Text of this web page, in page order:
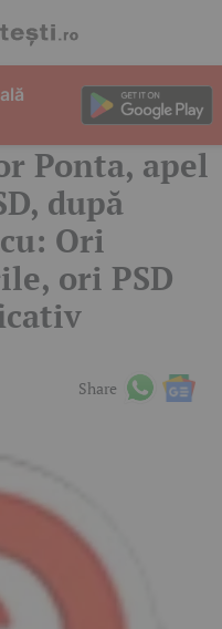
Ponta, apel
după
Ori
ori PSD
Share